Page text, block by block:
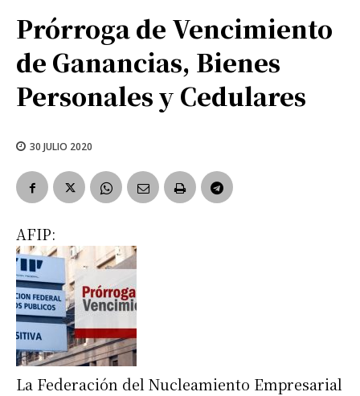
Prórroga de Vencimiento
de Ganancias, Bienes
Personales y Cedulares
30 JULIO 2020
AFIP:
La Federación del Nucleamiento Empresarial